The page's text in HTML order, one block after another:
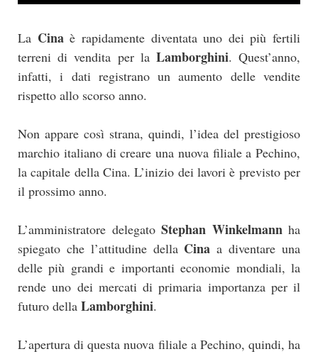
La Cinaè rapidamente diventata uno dei più fertili
terreni di vendita per la Lamborghini. Quest’anno,
infatti, i dati registrano un aumento delle vendite
rispetto allo scorso anno.
Non appare così strana, quindi, l’idea del prestigioso
marchio italiano di creare una nuova filiale a Pechino,
la capitale della Cina. L’inizio dei lavori è previsto per
il prossimo anno.
L’amministratore delegato Stephan Winkelmannha
spiegato che l’attitudine della Cina a diventare una
delle più grandi e importanti economie mondiali, la
rende uno dei mercati di primaria importanza per il
futuro della Lamborghini.
L’apertura di questa nuova filiale a Pechino, quindi, ha